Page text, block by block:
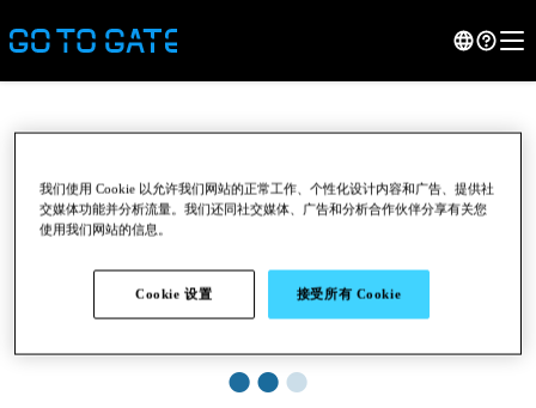
●●●
我们使用 Cookie 以允许我们网站的正常工作、个性化设计内容和广告、提供社
交媒体功能并分析流量。我们还同社交媒体、广告和分析合作伙伴分享有关您
使用我们网站的信息。
接受所有 Cookie
Cookie 设置